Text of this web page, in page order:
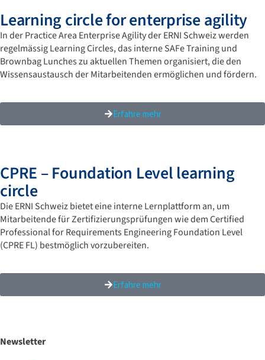
Learning circle for enterprise agility
In der Practice Area Enterprise Agility der ERNI Schweiz werden
regelmässig Learning Circles, das interne SAFe Training und
Brownbag Lunches zu aktuellen Themen organisiert, die den
Wissensaustausch der Mitarbeitenden ermöglichen und fördern.
Erfahre mehr
CPRE – Foundation Level learning
circle
Die ERNI Schweiz bietet eine interne Lernplattform an, um
Mitarbeitende für Zertifizierungsprüfungen wie dem Certified
Professional for Requirements Engineering Foundation Level
(CPRE FL) bestmöglich vorzubereiten.
Erfahre mehr
Newsletter